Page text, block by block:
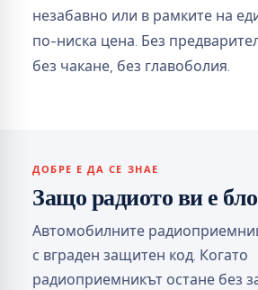
незабавно или в рамките на
по-ниска цена. Без
без чакане, без главоболия.
ДОБРЕ Е ДА СЕ ЗНАЕ
Защо радиото ви е
Автомобилните
с вграден защитен код. Когато
радиоприемникът остане без